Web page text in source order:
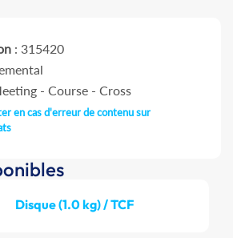
: 315420
- Course - Cross
en cas d'erreur de contenu sur
Disque (1.0 kg) / TCF